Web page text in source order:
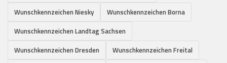
Wunschkennzeichen Niesky
Wunschkennzeichen Borna
Wunschkennzeichen Landtag Sachsen
Wunschkennzeichen Dresden
Wunschkennzeichen Freital